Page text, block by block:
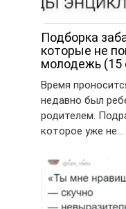
Подборка
которые не
молодежь (15
Время
недавно был
родителем.
которое уже не…